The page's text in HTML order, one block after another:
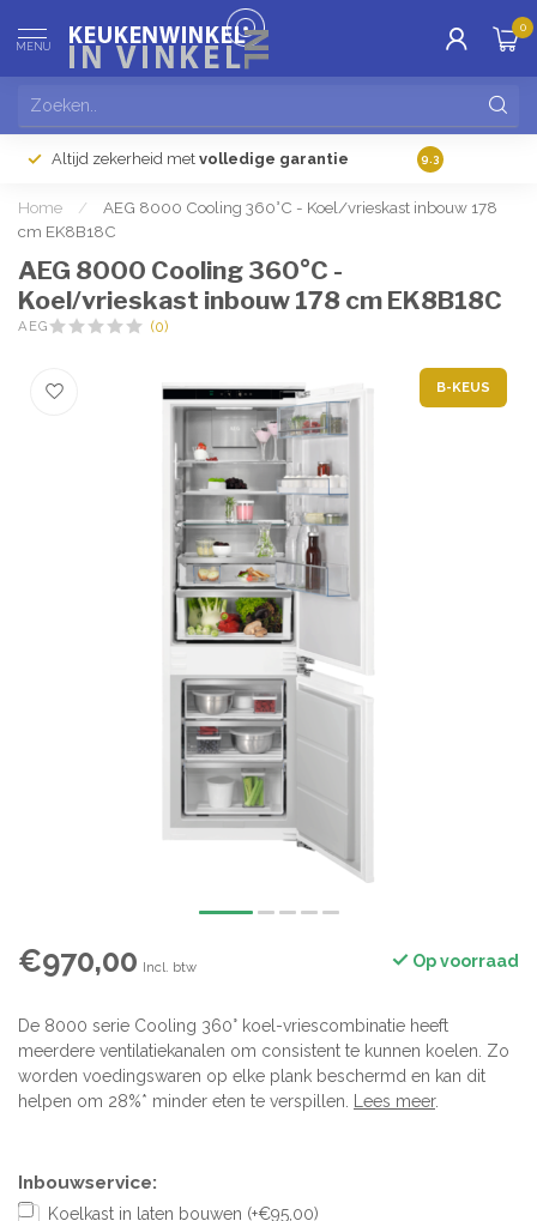
MENU
0
Altijd zekerheid met volledige garantie Gratis
9.3
Home /
AEG 8000 Cooling 360°C - Koel/vrieskast inbouw 178
cm EK8B18C
AEG 8000 Cooling 360°C -
Koel/vrieskast inbouw 178 cm EK8B18C
AEG (0)
B-KEUS
€970,00 Incl. btw Op voorraad
De 8000 serie Cooling 360° koel-vriescombinatie heeft
meerdere ventilatiekanalen om consistent te kunnen koelen. Zo
worden voedingswaren op elke plank beschermd en kan dit
helpen om 28%* minder eten te verspillen. Lees meer.
Inbouwservice:
Koelkast in laten bouwen (+€95,00)